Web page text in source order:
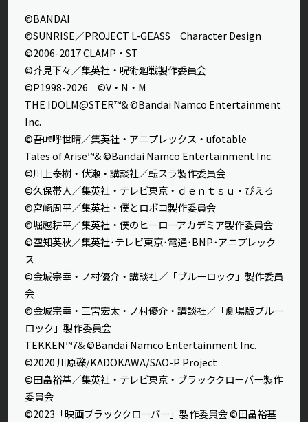
©BANDAI
©SUNRISE／PROJECT L-GEASS Character Design
©2006-2017 CLAMP・ST
©芥見下々／集英社・呪術廻戦製作委員会
©P1998-2026 ©V・N・M
THE IDOLM@STER™& ©Bandai Namco Entertainment
Inc.
©吾峠呼世晴／集英社・アニプレックス・ufotable
Tales of Arise™& ©Bandai Namco Entertainment Inc.
©川上泰樹・伏瀬・講談社／転スラ製作委員会
©久保帯人／集英社・テレビ東京・ｄｅｎｔｓｕ・ぴえろ
©宮崎周平／集英社・僕とロボコ製作委員会
©堀越耕平／集英社・僕のヒーローアカデミア製作委員会
©空知英秋／集英社･テレビ東京･電通･BNP･アニプレック
ス
©金城宗幸・ノ村優介・講談社／「ブルーロック」製作委員
会
©金城宗幸・三宮宏太・ノ村優介・講談社／「劇場版ブルー
ロック」製作委員会
TEKKEN™7& ©Bandai Namco Entertainment Inc.
©2020 川原礫/KADOKAWA/SAO-P Project
©田畠裕基／集英社・テレビ東京・ブラッククローバー製作
委員会
©2023「映画ブラッククローバー」製作委員会 ©田畠裕基